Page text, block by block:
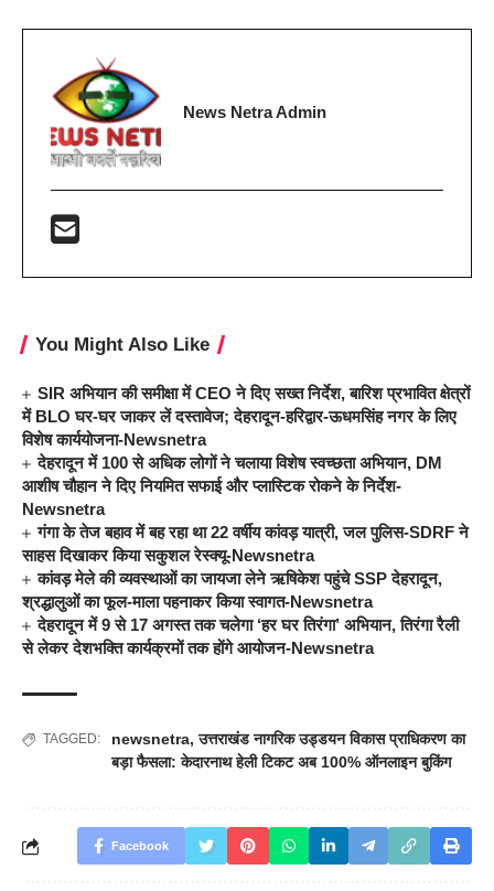
News Netra Admin
You Might Also Like
SIR अभियान की समीक्षा में CEO ने दिए सख्त निर्देश, बारिश प्रभावित क्षेत्रों
में BLO घर-घर जाकर लें दस्तावेज; देहरादून-हरिद्वार-ऊधमसिंह नगर के लिए
विशेष कार्ययोजना-Newsnetra
देहरादून में 100 से अधिक लोगों ने चलाया विशेष स्वच्छता अभियान, DM
आशीष चौहान ने दिए नियमित सफाई और प्लास्टिक रोकने के निर्देश-
Newsnetra
गंगा के तेज बहाव में बह रहा था 22 वर्षीय कांवड़ यात्री, जल पुलिस-SDRF ने
साहस दिखाकर किया सकुशल रेस्क्यू-Newsnetra
कांवड़ मेले की व्यवस्थाओं का जायजा लेने ऋषिकेश पहुंचे SSP देहरादून,
श्रद्धालुओं का फूल-माला पहनाकर किया स्वागत-Newsnetra
देहरादून में 9 से 17 अगस्त तक चलेगा ‘हर घर तिरंगा’ अभियान, तिरंगा रैली
से लेकर देशभक्ति कार्यक्रमों तक होंगे आयोजन-Newsnetra
TAGGED: newsnetra,उत्तराखंड नागरिक उड्डयन विकास प्राधिकरण का
बड़ा फैसला: केदारनाथ हेली टिकट अब 100% ऑनलाइन बुकिंग
Facebook